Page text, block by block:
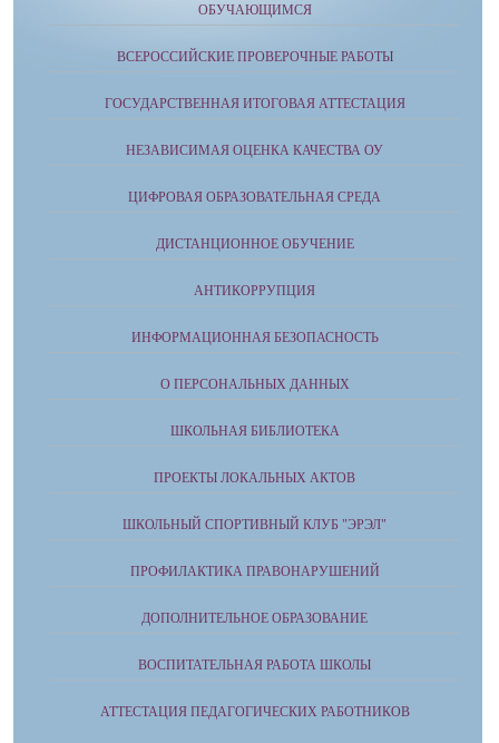
ОБУЧАЮЩИМСЯ
ВСЕРОССИЙСКИЕ ПРОВЕРОЧНЫЕ РАБОТЫ
ГОСУДАРСТВЕННАЯ ИТОГОВАЯ АТТЕСТАЦИЯ
НЕЗАВИСИМАЯ ОЦЕНКА КАЧЕСТВА ОУ
ЦИФРОВАЯ ОБРАЗОВАТЕЛЬНАЯ СРЕДА
ДИСТАНЦИОННОЕ ОБУЧЕНИЕ
АНТИКОРРУПЦИЯ
ИНФОРМАЦИОННАЯ БЕЗОПАСНОСТЬ
О ПЕРСОНАЛЬНЫХ ДАННЫХ
ШКОЛЬНАЯ БИБЛИОТЕКА
ПРОЕКТЫ ЛОКАЛЬНЫХ АКТОВ
ШКОЛЬНЫЙ СПОРТИВНЫЙ КЛУБ "ЭРЭЛ"
ПРОФИЛАКТИКА ПРАВОНАРУШЕНИЙ
ДОПОЛНИТЕЛЬНОЕ ОБРАЗОВАНИЕ
ВОСПИТАТЕЛЬНАЯ РАБОТА ШКОЛЫ
АТТЕСТАЦИЯ ПЕДАГОГИЧЕСКИХ РАБОТНИКОВ